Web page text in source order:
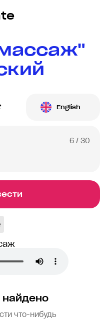
English
6 / 30
найдено
что-нибудь